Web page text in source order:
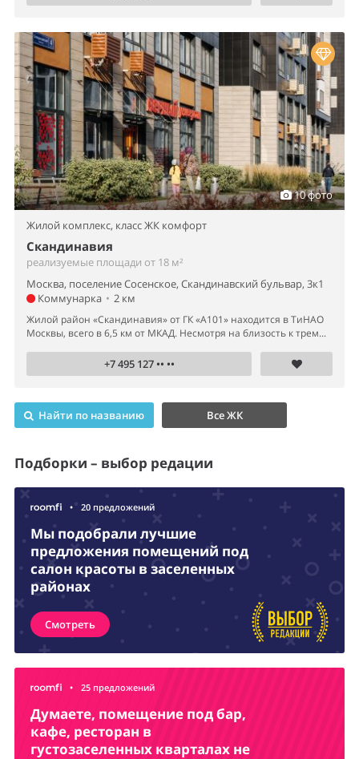
10 фото
Жилой комплекс, класс ЖК комфорт
Скандинавия
реализуемые площади от 18 м²
Москва, поселение Сосенское, Скандинавский бульвар, 3к1
Коммунарка • 2 км
Жилой район «Скандинавия» от ГК «А101» находится в ТиНАО
Москвы, всего в 6,5 км от МКАД. Несмотря на близость к трем...
+7 495 127 •• ••
Найти по названию Все ЖК
Подборки – выбор редации
• 20 предложений
Мы подобрали лучшие
предложения помещений под
салон красоты в заселенных
районах
Смотреть
• 25 предложений
Думаете, помещение под бар,
кафе, ресторан в
густозаселенных кварталах не